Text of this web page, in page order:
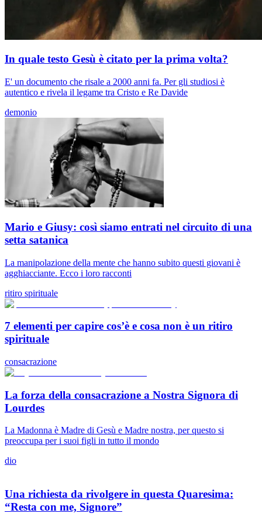
In quale testo Gesù è citato per la prima volta?
E' un documento che risale a 2000 anni fa. Per gli studiosi è
autentico e rivela il legame tra Cristo e Re Davide
demonio
Mario e Giusy: così siamo entrati nel circuito di una
setta satanica
La manipolazione della mente che hanno subito questi giovani è
agghiacciante. Ecco i loro racconti
ritiro spirituale
7 elementi per capire cos’è e cosa non è un ritiro
spirituale
consacrazione
La forza della consacrazione a Nostra Signora di
Lourdes
La Madonna è Madre di Gesù e Madre nostra, per questo si
preoccupa per i suoi figli in tutto il mondo
dio
Una richiesta da rivolgere in questa Quaresima:
“Resta con me, Signore”